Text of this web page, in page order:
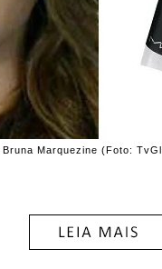
Bruna Marquezine (Foto: